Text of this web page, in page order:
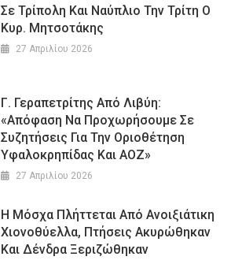
Σε Τρίπολη Και Ναύπλιο Την Τρίτη Ο
Κυρ. Μητσοτάκης
27 Απριλίου 2026
Γ. Γεραπετρίτης Από Λιβύη:
«Απόφαση Να Προχωρήσουμε Σε
Συζητήσεις Για Την Οριοθέτηση
Υφαλοκρηπίδας Και ΑΟΖ»
27 Απριλίου 2026
Η Μόσχα Πλήττεται Από Ανοιξιάτικη
Χιονοθύελλα, Πτήσεις Ακυρώθηκαν
Και Δένδρα Ξεριζώθηκαν